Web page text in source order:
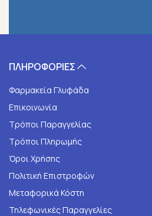
ΠΛΗΡΟΦΟΡΙΕΣ
Φαρμακεία Γλυφάδα
Επικοινωνία
Τρόποι Παραγγελίας
Τρόποι Πληρωμής
Όροι Χρήσης
Πολιτική Επιστροφών
Μεταφορικά Κόστη
Τηλεφωνικές Παραγγελίες